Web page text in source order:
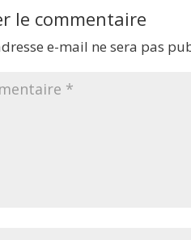
le commentaire
e-mail ne sera pas